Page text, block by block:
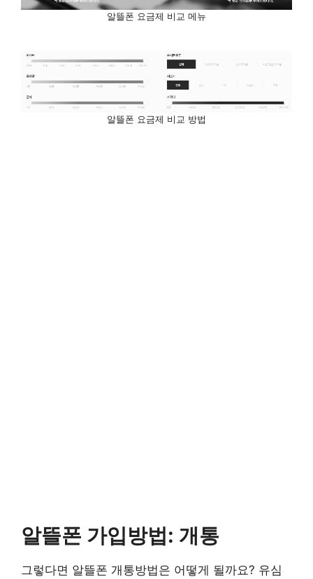
알뜰폰 요금제 비교 메뉴
알뜰폰 요금제 비교 방법
알뜰폰 가입방법: 개통
그렇다면 알뜰폰 개통방법은 어떻게 될까요? 유심